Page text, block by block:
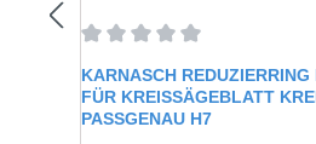
KARNASCH REDUZIERRING
FÜR KREISSÄGEBLATT
PASSGENAU H7